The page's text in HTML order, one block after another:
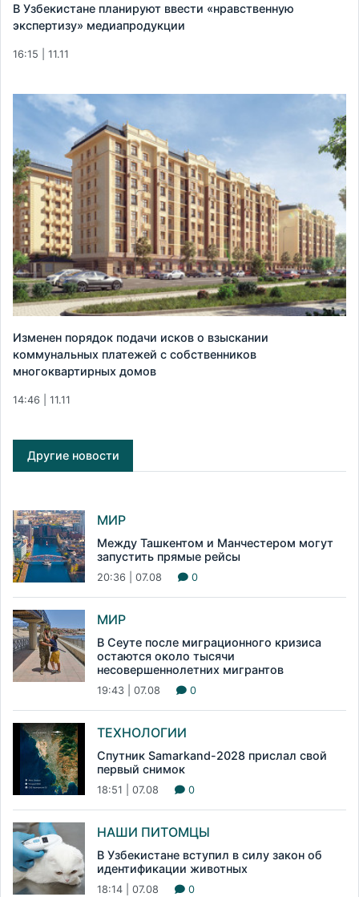
В Узбекистане планируют ввести «нравственную
экспертизу» медиапродукции
16:15 | 11.11
Изменен порядок подачи исков о взыскании
коммунальных платежей с собственников
многоквартирных домов
14:46 | 11.11
Другие новости
МИР
Между Ташкентом и Манчестером могут
запустить прямые рейсы
20:36 | 07.08 0
МИР
В Сеуте после миграционного кризиса
остаются около тысячи
несовершеннолетних мигрантов
19:43 | 07.08 0
ТЕХНОЛОГИИ
Спутник Samarkand-2028 прислал свой
первый снимок
18:51 | 07.08 0
НАШИ ПИТОМЦЫ
В Узбекистане вступил в силу закон об
идентификации животных
18:14 | 07.08 0